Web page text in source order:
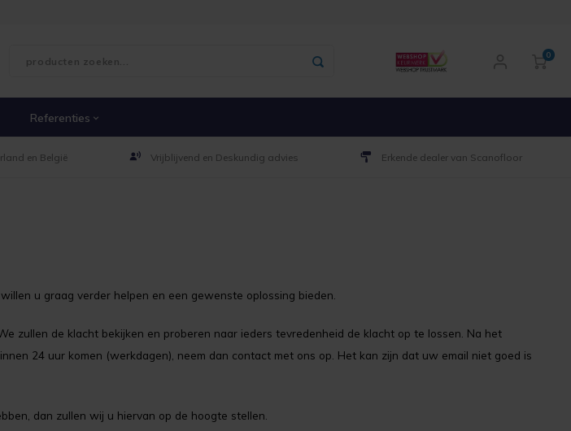
0
Referenties
en België Vrijblijvend en Deskundig advies Erkende dealer van Scanofloor
u graag verder helpen en een gewenste oplossing bieden.
zullen de klacht bekijken en proberen naar ieders tevredenheid de klacht op te lossen. Na het
24 uur komen (werkdagen), neem dan contact met ons op. Het kan zijn dat uw email niet goed is
dan zullen wij u hiervan op de hoogte stellen.